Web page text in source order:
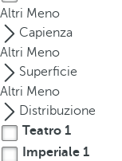
f
r
t
o
p
t
Altri Meno
Capienza
Altri Meno
Superficie
Altri Meno
Distribuzione
Teatro 1
Imperiale 1